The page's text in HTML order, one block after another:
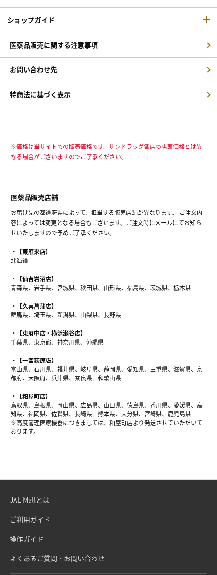
ショップガイド
医薬品販売に関する注意事項
お問い合わせ先
特商法に基づく表示
※価格は当サイトでの販売価格です。サンドラッグ各店の店頭価格とは異
なる場合がございますのでご了承ください。
医薬品販売店舗
お届け先の都道府県によって、担当する販売店舗が異なります。 ご注文内
容によっては変更となる場合もございます。ご注文時にメールにてお知ら
せいたしますので予めご了承ください。
【東雁来店】
北海道
【仙台岩沼店】
青森県、岩手県、宮城県、秋田県、山形県、福島県、茨城県、栃木県
【久喜菖蒲店】
群馬県、埼玉県、新潟県、山梨県、長野県
【東府中店・横浜瀬谷店】
千葉県、東京都、神奈川県、沖縄県
【一宮萩原店】
富山県、石川県、福井県、岐阜県、静岡県、愛知県、三重県、滋賀県、京
都府、大阪府、兵庫県、奈良県、和歌山県
【粕屋町店】
鳥取県、島根県、岡山県、広島県、山口県、徳島県、香川県、愛媛県、高
知県、福岡県、佐賀県、長崎県、熊本県、大分県、宮崎県、鹿児島県
※高度管理医療機器につきましては、粕屋町店より発送させていただいて
おります。
JAL Mallとは
ご利用ガイド
操作ガイド
よくあるご質問・お問い合わせ